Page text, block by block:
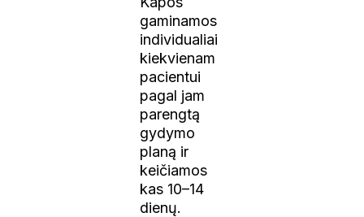
gaminamos
individualiai
kiekvienam
pacientui
pagal jam
parengtą
gydymo
planą ir
keičiamos
kas 10–14
dienų.